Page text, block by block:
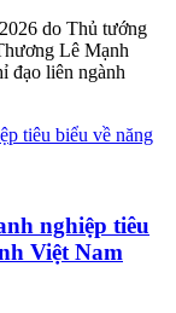
do Thủ tướng
Lê Mạnh
đạo liên ngành
nghiệp tiêu
Việt Nam